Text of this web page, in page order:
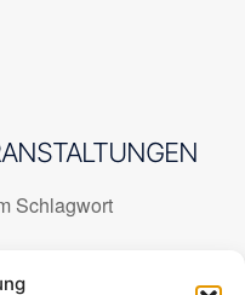
Schlagwort